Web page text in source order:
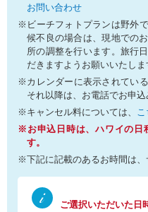
お問い合わせ
※ビーチフォトプランは野外
候不良の場合は、現地での
所の調整を行います。旅行
だきますようお願いいたしま
※カレンダーに表示されてい
それ以降は、お電話でお申込
※キャンセル料については、 こ
※お申込日時は、ハワイの日
す。
※下記に記載のあるお時間は、
ご選択いただいた日